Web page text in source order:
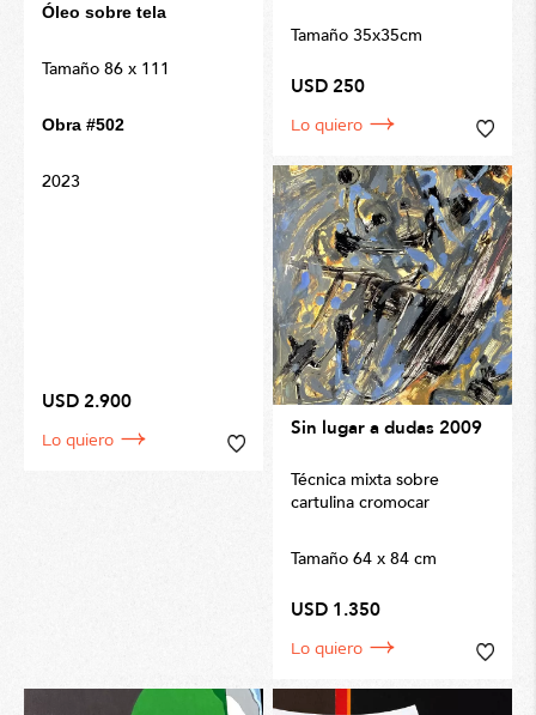
Óleo sobre tela
Tamaño 86 x 111
Obra #502
2023
USD 2.900
Lo quiero
Tamaño 35x35cm
USD 250
Lo quiero
Sin lugar a dudas 2009
Técnica mixta sobre
cartulina cromocar
Tamaño 64 x 84 cm
USD 1.350
Lo quiero